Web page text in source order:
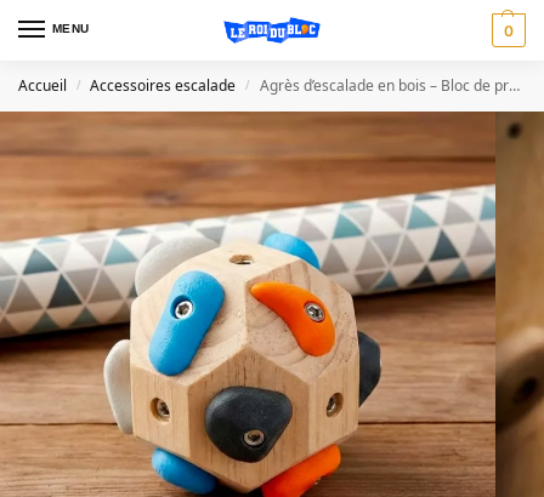
MENU 0
Accueil / Accessoires escalade / Agrès d’escalade en bois – Bloc de préhension pour entraînement